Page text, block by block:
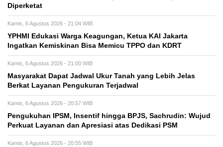
Diperketat
Kamis, 6 Agustus 2026 - 21:04 WIB
YPHMI Edukasi Warga Keagungan, Ketua KAI Jakarta
Ingatkan Kemiskinan Bisa Memicu TPPO dan KDRT
Kamis, 6 Agustus 2026 - 21:00 WIB
Masyarakat Dapat Jadwal Ukur Tanah yang Lebih Jelas
Berkat Layanan Pengukuran Terjadwal
Kamis, 6 Agustus 2026 - 20:57 WIB
Pengukuhan IPSM, Insentif hingga BPJS, Sachrudin: Wujud
Perkuat Layanan dan Apresiasi atas Dedikasi PSM
Kamis, 6 Agustus 2026 - 20:55 WIB